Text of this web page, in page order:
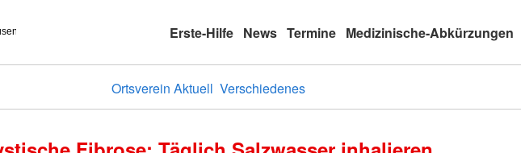
Erste-Hilfe News Termine Medizinische-Abkürzungen
Ortsverein Aktuell Verschiedenes